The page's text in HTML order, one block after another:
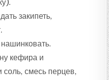
закипеть,
кефира и
соль, смесь перцев,